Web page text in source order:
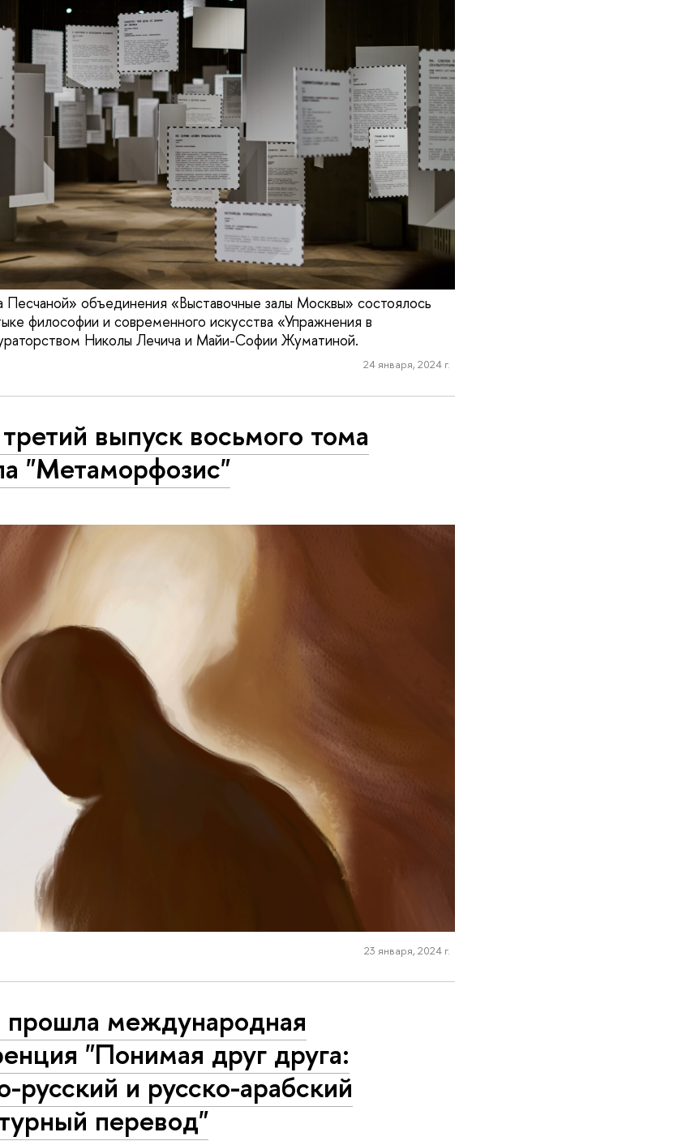
Песчаной» объединения «Выставочные залы Москвы» состоялось
философии и современного искусства «Упражнения в
Николы Лечича и Майи-Софии Жуматиной.
24 января, 2024 г.
выпуск восьмого тома
"Метаморфозис"
23 января, 2024 г.
международная
"Понимая друг друга:
русский и русско-арабский
перевод"